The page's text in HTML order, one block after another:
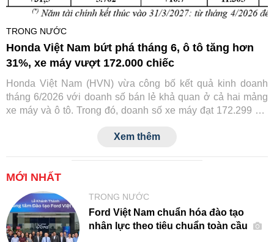
TRONG NƯỚC
Honda Việt Nam bứt phá tháng 6, ô tô tăng hơn
31%, xe máy vượt 172.000 chiếc
Honda Việt Nam (HVN) vừa công bố kết quả kinh doanh
tháng 6/2026 với doanh số bán lẻ khả quan ở cả hai mảng
xe máy và ô tô. Trong đó, doanh số xe máy đạt 172.299 xe,
Xem thêm
MỚI NHẤT
TRONG NƯỚC
Ford Việt Nam chuẩn hóa đào tạo
nhân lực theo tiêu chuẩn toàn cầu